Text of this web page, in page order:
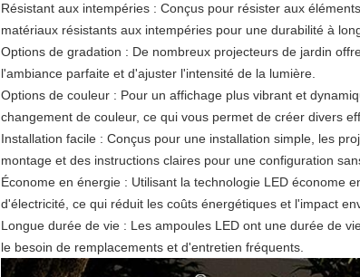
Résistant aux intempéries : Conçus pour résister aux
matériaux résistants aux intempéries pour une durabilité à
Options de gradation : De nombreux projecteurs de jardin
l'ambiance parfaite et d'ajuster l'intensité de la lumière.
Options de couleur : Pour un affichage plus vibrant et
changement de couleur, ce qui vous permet de créer divers
Installation facile : Conçus pour une installation simple, les
montage et des instructions claires pour une configuration
Économe en énergie : Utilisant la technologie LED économe
d'électricité, ce qui réduit les coûts énergétiques et l'impact
Longue durée de vie : Les ampoules LED ont une durée de
le besoin de remplacements et d'entretien fréquents.